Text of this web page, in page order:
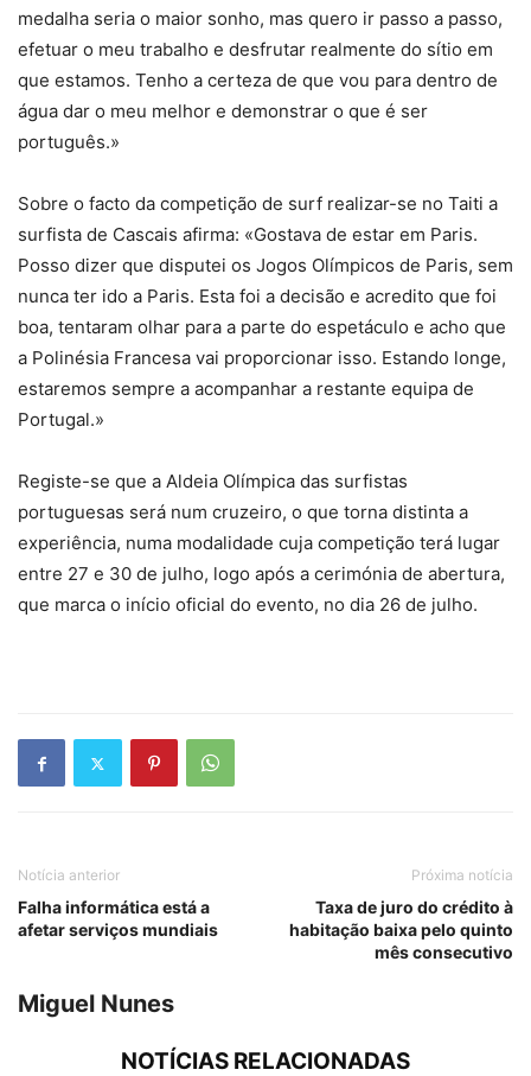
medalha seria o maior sonho, mas quero ir passo a passo,
efetuar o meu trabalho e desfrutar realmente do sítio em
que estamos. Tenho a certeza de que vou para dentro de
água dar o meu melhor e demonstrar o que é ser
português.»
Sobre o facto da competição de surf realizar-se no Taiti a
surfista de Cascais afirma: «Gostava de estar em Paris.
Posso dizer que disputei os Jogos Olímpicos de Paris, sem
nunca ter ido a Paris. Esta foi a decisão e acredito que foi
boa, tentaram olhar para a parte do espetáculo e acho que
a Polinésia Francesa vai proporcionar isso. Estando longe,
estaremos sempre a acompanhar a restante equipa de
Portugal.»
Registe-se que a Aldeia Olímpica das surfistas
portuguesas será num cruzeiro, o que torna distinta a
experiência, numa modalidade cuja competição terá lugar
entre 27 e 30 de julho, logo após a cerimónia de abertura,
que marca o início oficial do evento, no dia 26 de julho.
Notícia anterior
Falha informática está a
afetar serviços mundiais
Próxima notícia
Taxa de juro do crédito à
habitação baixa pelo quinto
mês consecutivo
Miguel Nunes
NOTÍCIAS RELACIONADAS